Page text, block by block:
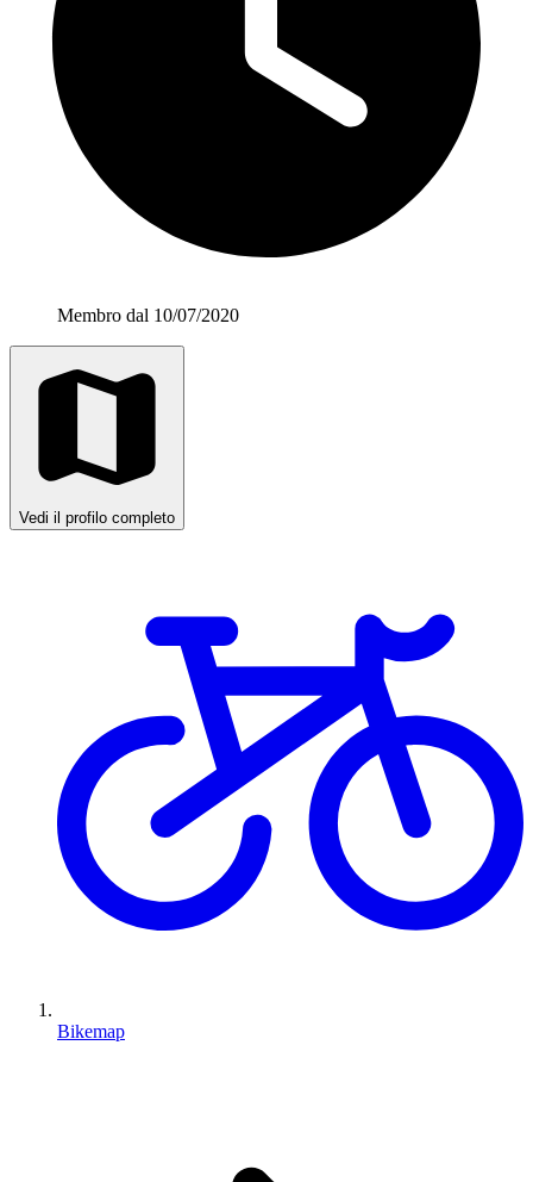
Membro dal 10/07/2020
Vedi il profilo completo
Bikemap